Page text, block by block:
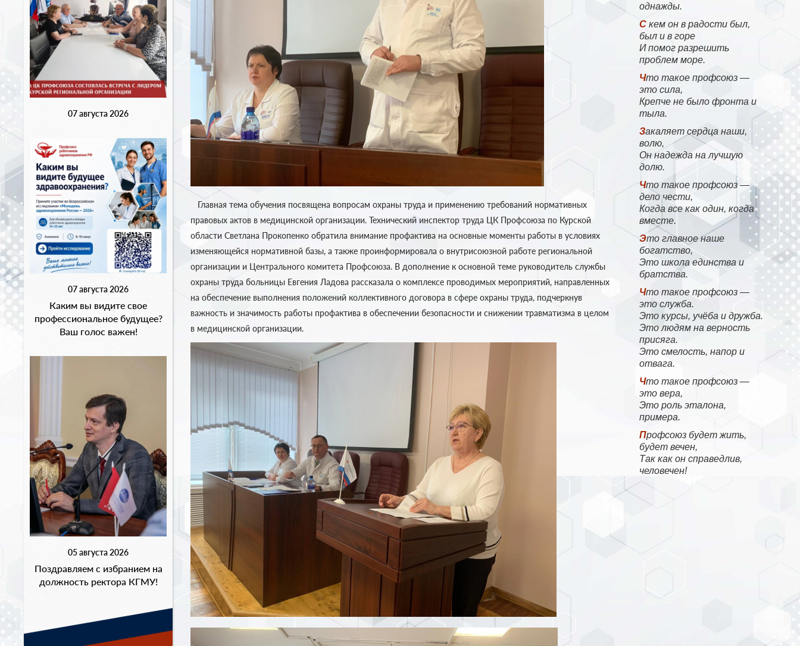
07 августа 2026
07 августа 2026
Каким вы видите свое
профессиональное будущее?
Ваш голос важен!
05 августа 2026
Поздравляем с избранием на
должность ректора КГМУ!
однажды.
С кем он в радости был,
был и в горе
И помог разрешить
проблем море.
Что такое профсоюз —
это сила,
Крепче не было фронта и
тыла.
Закаляет сердца наши,
волю,
Он надежда на лучшую
долю.
Что такое профсоюз —
дело чести,
Когда все как один, когда
вместе.
Это главное наше
богатство,
Это школа единства и
братства.
Что такое профсоюз —
это служба.
Это курсы, учёба и дружба.
Это людям на верность
присяга.
Это смелость, напор и
отвага.
Что такое профсоюз —
это вера,
Это роль эталона,
примера.
Профсоюз будет жить,
будет вечен,
Так как он справедлив,
человечен!
Главная тема обучения посвящена вопросам охраны труда и применению требований нормативных
правовых актов в медицинской организации. Технический инспектор труда ЦК Профсоюза по Курской
области Светлана Прокопенко обратила внимание профактива на основные моменты работы в условиях
изменяющейся нормативной базы, а также проинформировала о внутрисоюзной работе региональной
организации и Центрального комитета Профсоюза. В дополнение к основной теме руководитель службы
охраны труда больницы Евгения Ладова рассказала о комплексе проводимых мероприятий, направленных
на обеспечение выполнения положений коллективного договора в сфере охраны труда, подчеркнув
важность и значимость работы профактива в обеспечении безопасности и снижении травматизма в целом
в медицинской организации.